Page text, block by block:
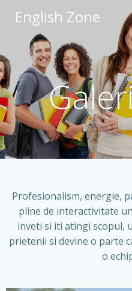
English Zone
Profesionalism, energie,
pline de interactivitate
inveti si iti atingi scopul,
prietenii si devine o parte
o